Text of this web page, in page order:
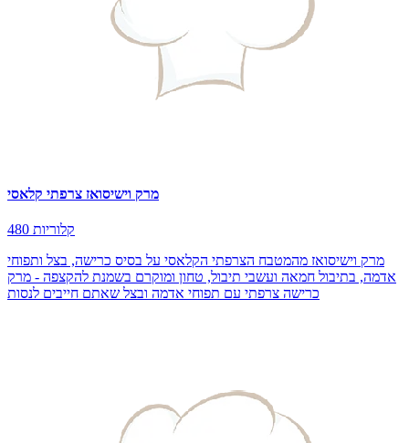
מרק וישיסואז צרפתי קלאסי
480 קלוריות
מרק וישיסואז מהמטבח הצרפתי הקלאסי על בסיס כרישה, בצל ותפוחי
אדמה, בתיבול חמאה ועשבי תיבול, טחון ומוקרם בשמנת להקצפה - מרק
כרישה צרפתי עם תפוחי אדמה ובצל שאתם חייבים לנסות